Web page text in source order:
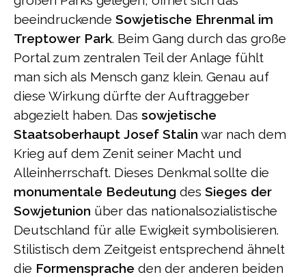
beeindruckende Sowjetische Ehrenmal im
Treptower Park. Beim Gang durch das große
Portal zum zentralen Teil der Anlage fühlt
man sich als Mensch ganz klein. Genau auf
diese Wirkung dürfte der Auftraggeber
abgezielt haben. Das sowjetische
Staatsoberhaupt Josef Stalin war nach dem
Krieg auf dem Zenit seiner Macht und
Alleinherrschaft. Dieses Denkmal sollte die
monumentale Bedeutung des Sieges der
Sowjetunion über das nationalsozialistische
Deutschland für alle Ewigkeit symbolisieren.
Stilistisch dem Zeitgeist entsprechend ähnelt
die Formensprache den der anderen beiden